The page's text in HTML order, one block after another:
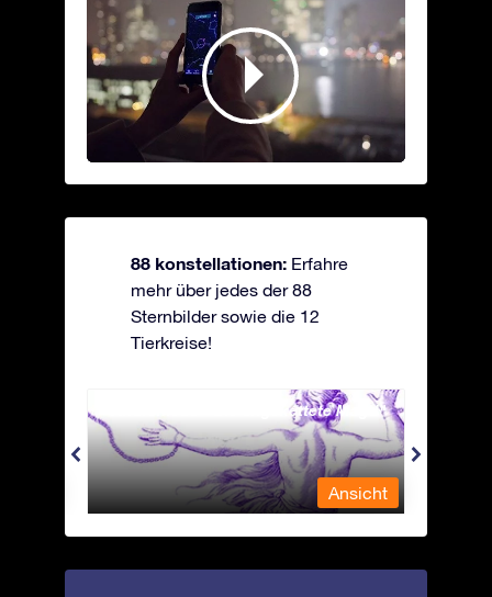
88 konstellationen: Erfahre
mehr über jedes der 88
Sternbilder sowie die 12
Tierkreise!
Andromeda - Die angekettete Magd
Ansicht